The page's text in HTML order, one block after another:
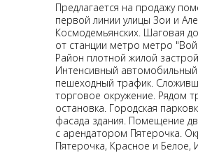
Предлагается на продажу
первой линии улицы Зои и
Космодемьянских. Шаговая
от станции метро метро
Район плотной жилой
Интенсивный
пешеходный трафик.
торговое окружение. Рядом
остановка. Городская
фасада здания. Помещение
с арендатором Пятерочка.
Пятерочка, Красное и Белое,